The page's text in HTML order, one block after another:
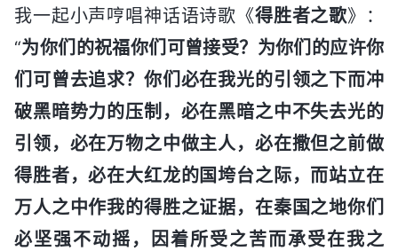
我一起小声哼唱神话语诗歌《得胜者之歌》：
“为你们的祝福你们可曾接受？为你们的应许你
们可曾去追求？你们必在我光的引领之下而冲
破黑暗势力的压制，必在黑暗之中不失去光的
引领，必在万物之中做主人，必在撒但之前做
得胜者，必在大红龙的国垮台之际，而站立在
万人之中作我的得胜之证据，在秦国之地你们
必坚强不动摇，因着所受之苦而承受在我之